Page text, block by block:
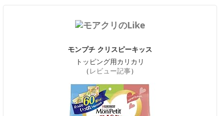
モンプチ クリスピーキッス
トッピング用カリカリ
（ レビュー記事）